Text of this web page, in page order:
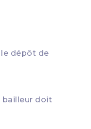
le dépôt de
bailleur doit